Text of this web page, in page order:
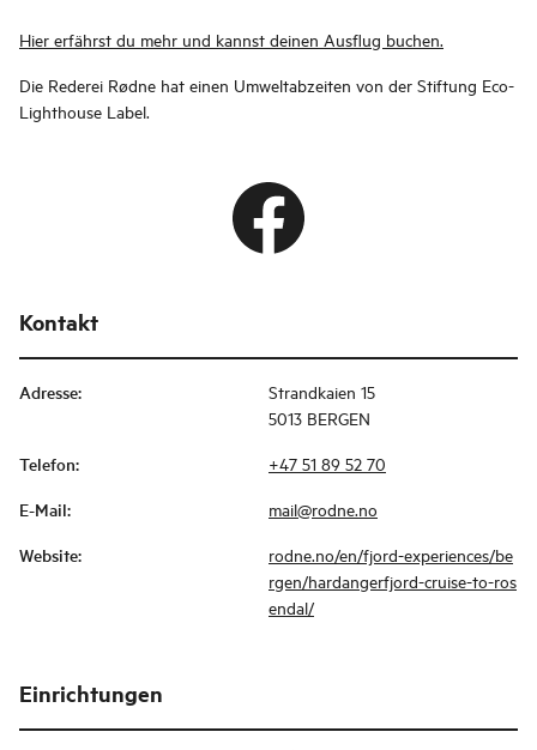
Hier erfährst du mehr und kannst deinen Ausflug buchen.
Die Rederei Rødne hat einen Umweltabzeiten von der Stiftung Eco-
Lighthouse Label.
Kontakt
Adresse:
Strandkaien 15
5013 BERGEN
Telefon: +47 51 89 52 70
E-Mail: mail@rodne.no
Website:
rodne.no/en/fjord-experiences/be
rgen/hardangerfjord-cruise-to-ros
endal/
Einrichtungen